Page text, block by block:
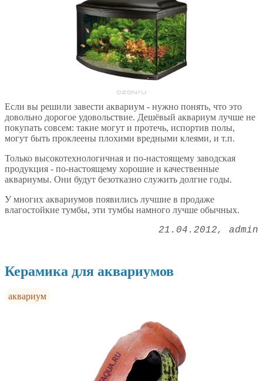
Если вы решили завести аквариум - нужно понять, что это
довольно дорогое удовольствие. Дешёвый аквариум лучше не
покупать совсем: такие могут и протечь, испортив полы,
могут быть проклеены плохими вредными клеями, и т.п.
Только высокотехнологичная и по-настоящему заводская
продукция - по-настоящему хорошие и качественные
аквариумы. Они будут безотказно служить долгие годы.
У многих аквариумов появились лучшие в продаже
влагостойкие тумбы, эти тумбы намного лучше обычных.
21.04.2012 admin
Керамика для аквариумов
аквариум